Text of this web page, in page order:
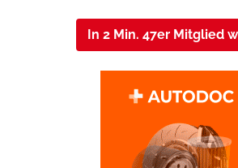
In 2 Min. 47er Mitglied